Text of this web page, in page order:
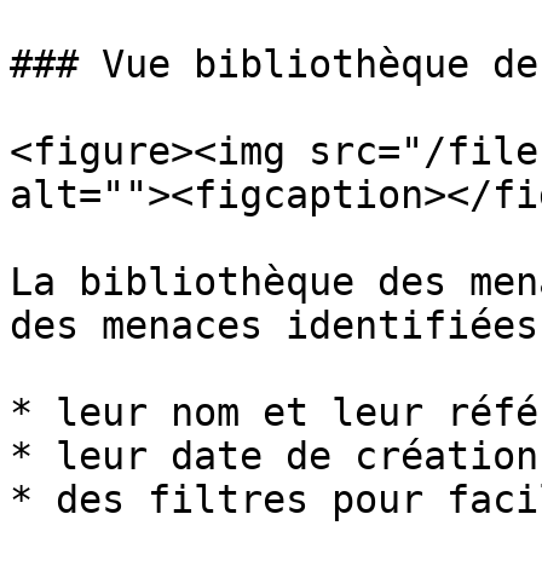
### Vue bibliothèque
<figure><img src="/files/
alt=""><figcaption></
La bibliothèque des
des menaces
* leur nom et leur
* leur date de
* des filtres pour